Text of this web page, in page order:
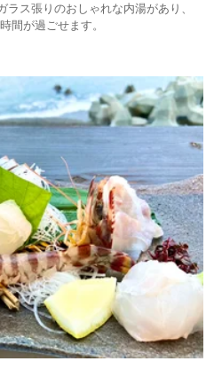
ス張りのおしゃれな内湯があり、
間が過ごせます。